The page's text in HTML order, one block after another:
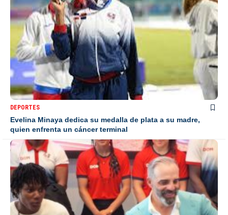
DEPORTES
Evelina Minaya dedica su medalla de plata a su madre,
quien enfrenta un cáncer terminal